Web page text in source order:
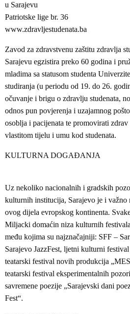
u Sarajevu
Patriotske lige br. 36
www.zdravljestudenata.ba
Zavod za zdravstvenu zaštitu zdravlja
Sarajevu egzistira preko 60 godina i
mladima sa statusom studenta
studiranja (u periodu od 19. do 26.
očuvanje i brigu o zdravlju studenata,
odnos pun povjerenja i uzajamnog
osoblja i pacijenata te promovirati
vlastitom tijelu i umu kod studenata.
KULTURNA DOGAĐANJA
Uz nekoliko nacionalnih i gradskih
kulturnih institucija, Sarajevo je i važno
ovog dijela evropskog kontinenta.
Miljacki domaćin niza kulturnih
među kojima su najznačajniji: SFF –
Sarajevo JazzFest, ljetni kulturni
teatarski festival novih produkcija
teatarski festival eksperimentalnih
savremene poezije „Sarajevski dani
Fest“.